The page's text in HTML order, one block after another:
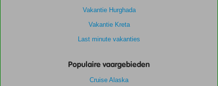
Vakantie Hurghada
Vakantie Kreta
Last minute vakanties
Populaire vaargebieden
Cruise Alaska